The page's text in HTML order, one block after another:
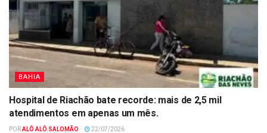
BAHIA
Hospital de Riachão bate recorde: mais de 2,5 mil
atendimentos em apenas um mês.
PORALÔ ALÔ SALOMÃO 22/07/2026